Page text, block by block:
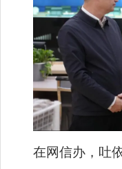
在网信办，吐